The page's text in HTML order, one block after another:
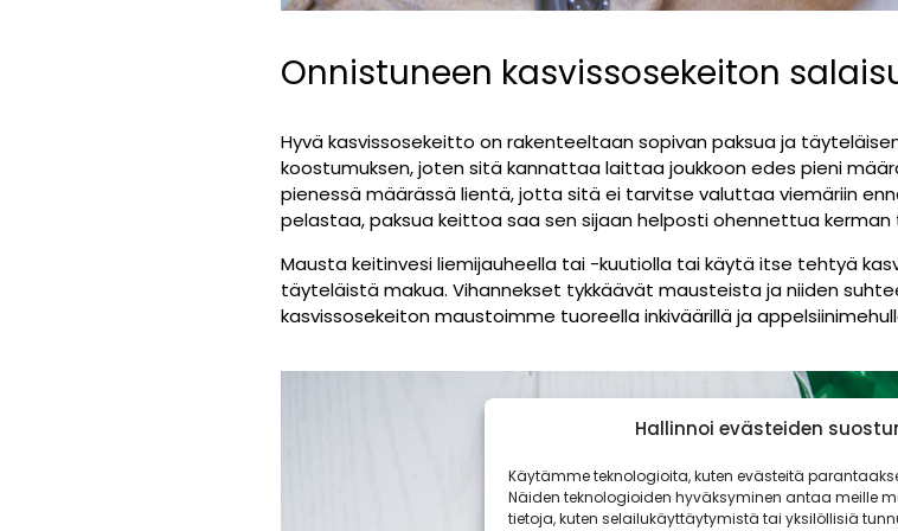
Hallinnoi evästeiden
Käytämme teknologioita, kuten evästeitä
Näiden teknologioiden hyväksyminen antaa meille
tietoja, kuten selailukäyttäytymistä tai yksilöllisiä
Onnistuneen kasvissosekeiton
Hyvä kasvissosekeitto on rakenteeltaan sopivan paksua ja
koostumuksen, joten sitä kannattaa laittaa joukkoon edes pieni
pienessä määrässä lientä, jotta sitä ei tarvitse valuttaa viemäriin
pelastaa, paksua keittoa saa sen sijaan helposti ohennettua kerman
Mausta keitinvesi liemijauheella tai -kuutiolla tai käytä itse tehtyä
täyteläistä makua. Vihannekset tykkäävät mausteista ja niiden
kasvissosekeiton maustoimme tuoreella inkiväärillä ja